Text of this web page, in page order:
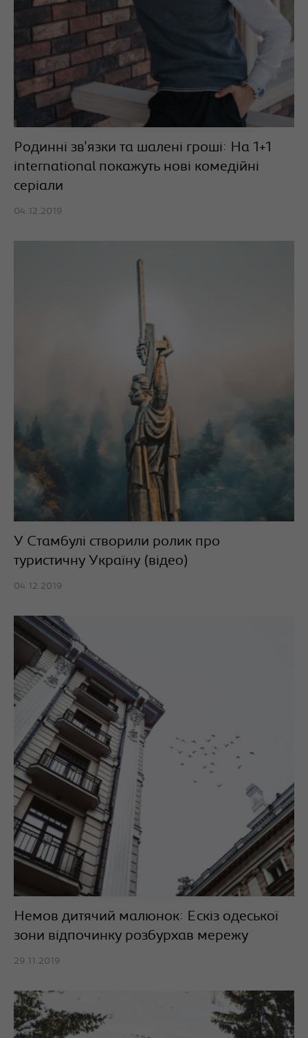
Родинні зв'язки та шалені гроші: На 1+1
international покажуть нові комедійні
серіали
04.12.2019
У Стамбулі створили ролик про
туристичну Україну (відео)
04.12.2019
Немов дитячий малюнок: Ескіз одеської
зони відпочинку розбурхав мережу
29.11.2019